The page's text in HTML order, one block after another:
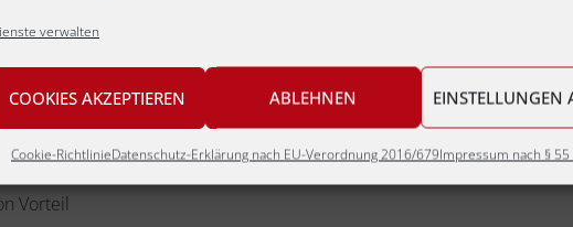
verwalten
COOKIES AKZEPTIEREN ABLEHNEN EINSTELLUNGEN
Cookie-RichtlinieDatenschutz-Erklärung nach EU-Verordnung 2016/679Impressum nach § 55
mit Schwerpunkt
Qualifikation
durch Praktika sowie eine berufliche Tätigeit im
im Bereich Controlling
(MS Office, v.a. Excel)
Vorteil